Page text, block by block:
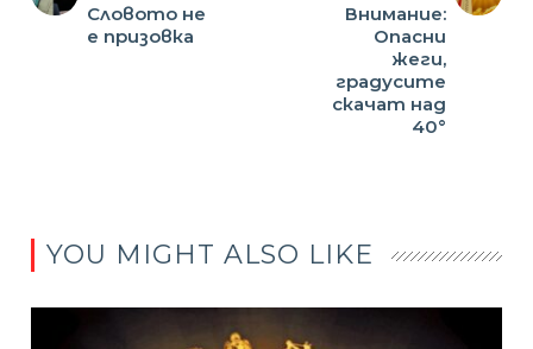
Словото не
е призовка
Внимание:
Опасни
жеги,
градусите
скачат над
40°
YOU MIGHT ALSO LIKE